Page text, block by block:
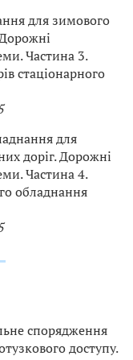
для зимового
Частина 3.
стаціонарного
для
доріг. Дорожні
Частина 4.
обладнання
спорядження
доступу.